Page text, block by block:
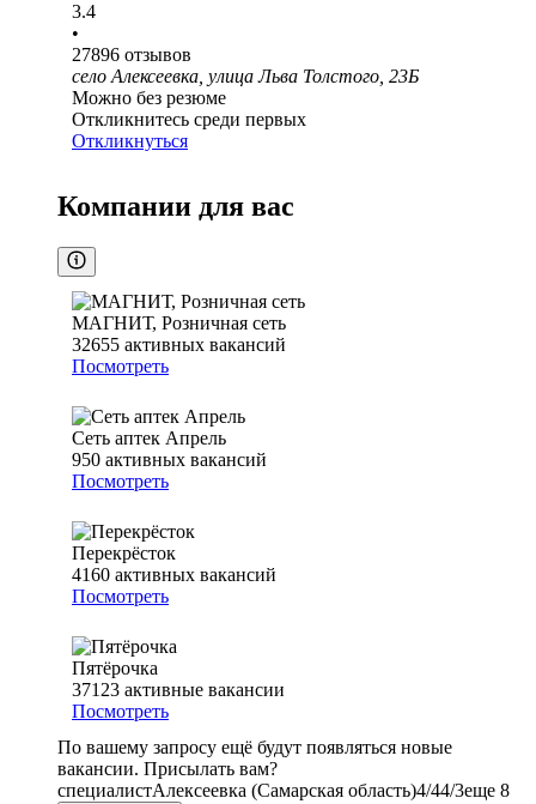
3.4
•
27896 отзывов
село Алексеевка, улица Льва Толстого, 23Б
Можно без резюме
Откликнитесь среди первых
Откликнуться
Компании для вас
МАГНИТ, Розничная сеть
32655 активных вакансий
Посмотреть
Сеть аптек Апрель
950 активных вакансий
Посмотреть
Перекрёсток
4160 активных вакансий
Посмотреть
Пятёрочка
37123 активные вакансии
Посмотреть
По вашему запросу ещё будут появляться новые
вакансии. Присылать вам?
специалистАлексеевка (Самарская область)4/44/3еще 8